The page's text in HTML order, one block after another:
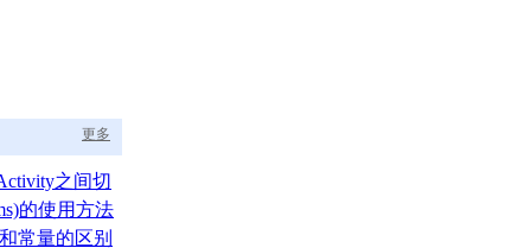
更多
之间切
的使用方法
常量的区别